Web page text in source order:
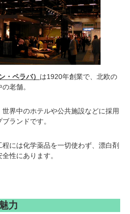
ペラバ） は1920年創業で、北欧の
老舗。
界中のホテルや公共施設などに採用
ランドです。
には化学薬品を一切使わず、漂白剤
性にあります。
力